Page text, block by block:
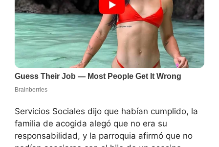
Servicios Sociales dijo que habían cumplido, la
familia de acogida alegó que no era su
responsabilidad, y la parroquia afirmó que no